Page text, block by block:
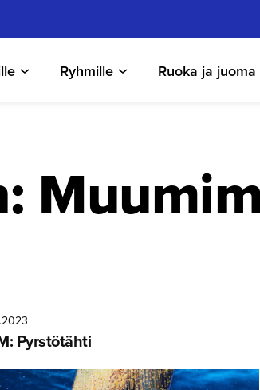
Ryhmille Ruoka ja juoma
Pyrstötähti